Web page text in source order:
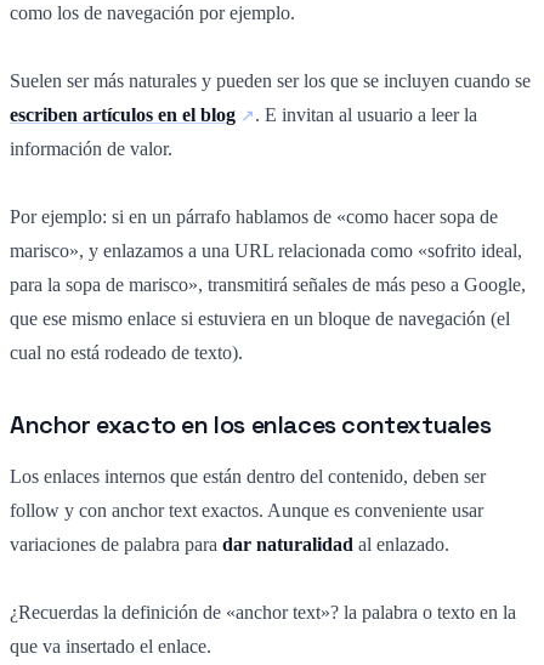
como los de navegación por ejemplo.
Suelen ser más naturales y pueden ser los que se incluyen cuando se
escriben artículos en el blog
. E invitan al usuario a leer la
información de valor.
Por ejemplo: si en un párrafo hablamos de «como hacer sopa de
marisco», y enlazamos a una URL relacionada como «sofrito ideal,
para la sopa de marisco», transmitirá señales de más peso a Google,
que ese mismo enlace si estuviera en un bloque de navegación (el
cual no está rodeado de texto).
Anchor exacto en los enlaces contextuales
Los enlaces internos que están dentro del contenido, deben ser
follow y con anchor text exactos. Aunque es conveniente usar
variaciones de palabra para dar naturalidad al enlazado.
¿Recuerdas la definición de «anchor text»? la palabra o texto en la
que va insertado el enlace.